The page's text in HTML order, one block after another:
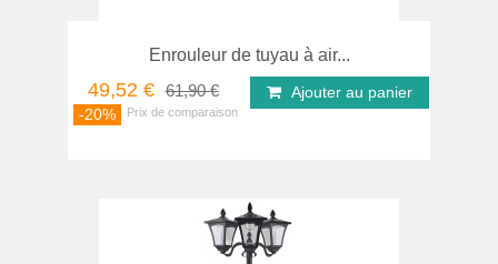
Enrouleur de tuyau à air...
49,52 € 61,90 €
-20%
Ajouter au panier